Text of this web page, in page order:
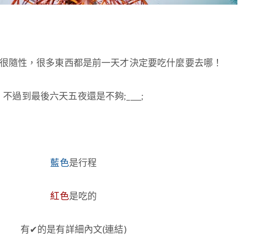
隨性，很多東西都是前一天才決定要吃什麼要去哪！
不過到最後六天五夜還是不夠;____;
藍色是行程
紅色是吃的
有✔的是有詳細內文(連結)